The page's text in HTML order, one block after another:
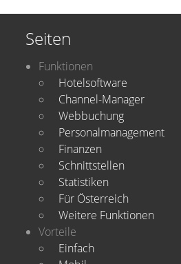
Seiten
Funktionen
Hotelsoftware
Channel-Manager
Webbuchung
Personalmanagement
Finanzen
Schnittstellen
Statistiken
Für Österreich
Weitere Funktionen
Vorteile
Einfach